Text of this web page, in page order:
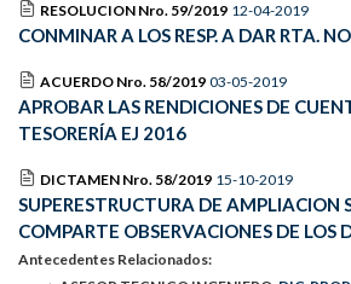
RESOLUCION Nro. 59/2019 12-04-2019
CONMINAR A LOS RESP. A DAR RTA.
ACUERDO Nro. 58/2019 03-05-2019
APROBAR LAS RENDICIONES DE
TESORERÍA EJ 2016
DICTAMEN Nro. 58/2019 15-10-2019
SUPERESTRUCTURA DE AMPLIACION
COMPARTE OBSERVACIONES DE LOS
Antecedentes Relacionados: